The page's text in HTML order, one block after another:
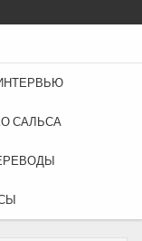
САЛЬСА